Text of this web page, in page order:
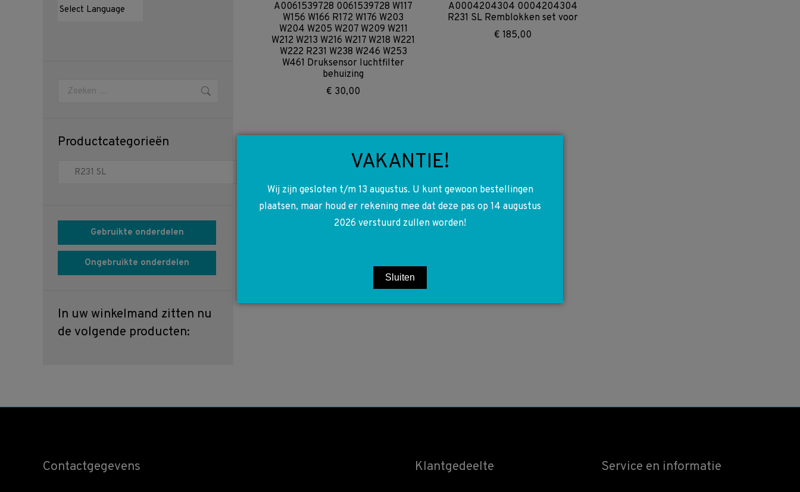
A0061539728 0061539728 W117
W156 W166 R172 W176 W203
W204 W205 W207 W209 W211
W212 W213 W216 W217 W218 W221
W222 R231 W238 W246 W253
W461 Druksensor luchtfilter
behuizing
€ 30,00
A0004204304 0004204304
R231 SL Remblokken set voor
€ 185,00
Zoeken:
Productcategorieën
Gebruikte onderdelen
Ongebruikte onderdelen
In uw winkelmand zitten nu
de volgende producten:
Contactgegevens Klantgedeelte Service en informatie
VAKANTIE!
Wij zijn gesloten t/m 13 augustus. U kunt gewoon bestellingen
plaatsen, maar houd er rekening mee dat deze pas op 14 augustus
2026 verstuurd zullen worden!
Sluiten